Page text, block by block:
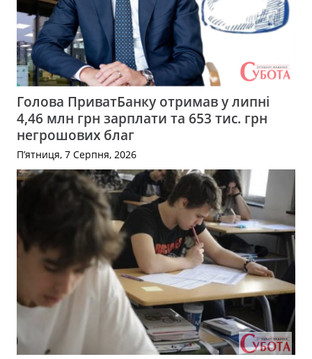
Голова ПриватБанку отримав у липні
4,46 млн грн зарплати та 653 тис. грн
негрошових благ
П’ятниця, 7 Серпня, 2026